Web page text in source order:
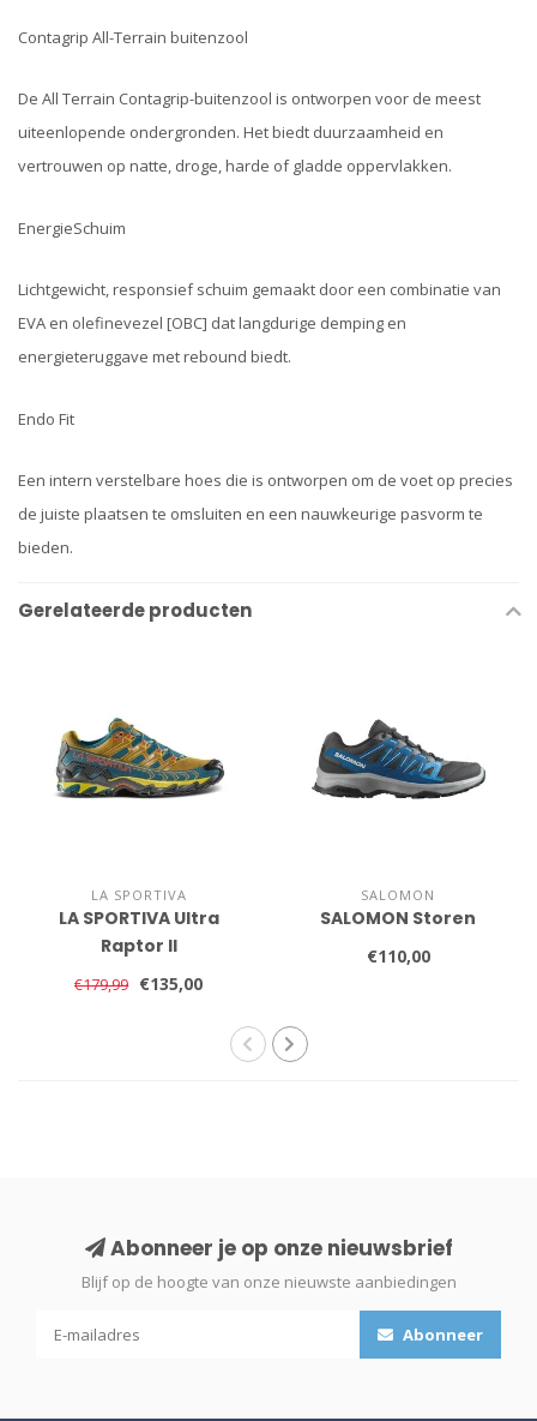
Contagrip All-Terrain buitenzool
De All Terrain Contagrip-buitenzool is ontworpen voor de meest
uiteenlopende ondergronden. Het biedt duurzaamheid en
vertrouwen op natte, droge, harde of gladde oppervlakken.
EnergieSchuim
Lichtgewicht, responsief schuim gemaakt door een combinatie van
EVA en olefinevezel [OBC] dat langdurige demping en
energieteruggave met rebound biedt.
Endo Fit
Een intern verstelbare hoes die is ontworpen om de voet op precies
de juiste plaatsen te omsluiten en een nauwkeurige pasvorm te
bieden.
Gerelateerde producten
LA SPORTIVA
LA SPORTIVA Ultra
Raptor II
€179,99 €135,00
SALOMON
SALOMON Storen
€110,00
Abonneer je op onze nieuwsbrief
Blijf op de hoogte van onze nieuwste aanbiedingen
Abonneer